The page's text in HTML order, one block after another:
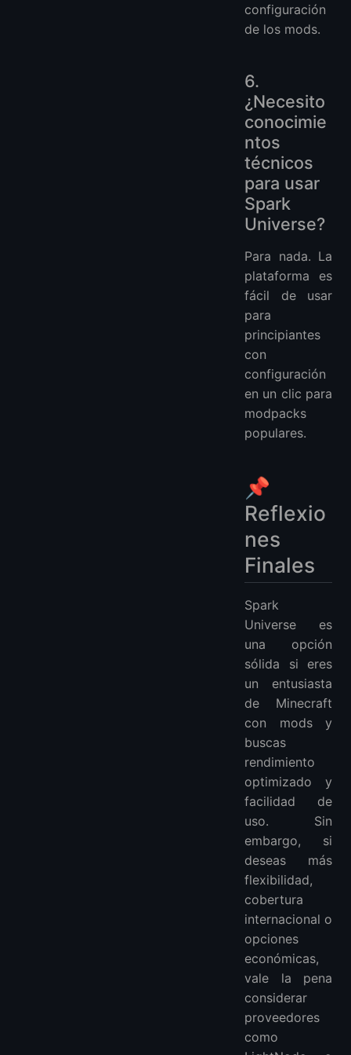
configuración
de los mods.
6.
¿Necesito
conocimie
ntos
técnicos
para usar
Spark
Universe?
Para nada. La
plataforma es
fácil de usar
para
principiantes
con
configuración
en un clic para
modpacks
populares.
📌
Reflexio
nes
Finales
Spark
Universe es
una opción
sólida si eres
un entusiasta
de Minecraft
con mods y
buscas
rendimiento
optimizado y
facilidad de
uso. Sin
embargo, si
deseas más
flexibilidad,
cobertura
internacional o
opciones
económicas,
vale la pena
considerar
proveedores
como